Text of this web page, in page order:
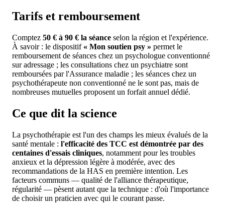
Tarifs et remboursement
Comptez 50 € à 90 € la séance selon la région et l'expérience.
À savoir : le dispositif « Mon soutien psy » permet le
remboursement de séances chez un psychologue conventionné
sur adressage ; les consultations chez un psychiatre sont
remboursées par l'Assurance maladie ; les séances chez un
psychothérapeute non conventionné ne le sont pas, mais de
nombreuses mutuelles proposent un forfait annuel dédié.
Ce que dit la science
La psychothérapie est l'un des champs les mieux évalués de la
santé mentale : l'efficacité des TCC est démontrée par des
centaines d'essais cliniques, notamment pour les troubles
anxieux et la dépression légère à modérée, avec des
recommandations de la HAS en première intention. Les
facteurs communs — qualité de l'alliance thérapeutique,
régularité — pèsent autant que la technique : d'où l'importance
de choisir un praticien avec qui le courant passe.